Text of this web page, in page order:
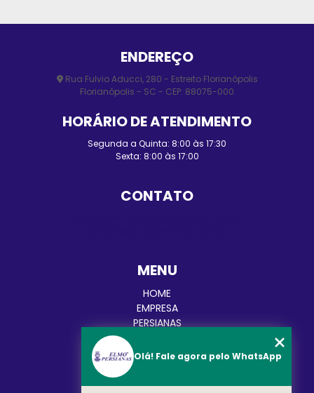
ENDEREÇO
Rua Fulvio Aducci, 280 - Estreito Florianópolis
Florianópolis - SC - CEP: 88075-000
HORÁRIO DE ATENDIMENTO
Segunda a Quinta: 8:00 às 17:30
Sexta: 8:00 às 17:00
CONTATO
MENU
HOME
EMPRESA
PERSIANAS
TOLDOS
Olá! Fale agora pelo WhatsApp